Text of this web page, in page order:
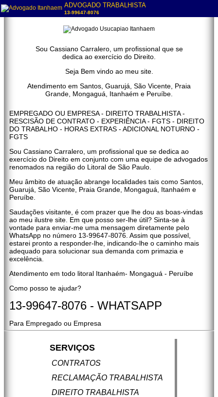
ADVOGADO TRABALHISTA
13-99647-8076
Sou Cassiano Carralero, um profissional que se
dedica ao exercício do Direito.
Seja Bem vindo ao meu site.
Atendimento em Santos, Guarujá, São Vicente, Praia
Grande, Mongaguá, Itanhaém e Peruíbe.
EMPREGADO OU EMPRESA - DIREITO TRABALHISTA -
RESCISÃO DE CONTRATO - EXPERIÊNCIA - FGTS - DIREITO
DO TRABALHO - HORAS EXTRAS - ADICIONAL NOTURNO -
FGTS
Sou Cassiano Carralero, um profissional que se dedica ao
exercício do Direito em conjunto com uma equipe de advogados
renomados na região do Litoral de São Paulo.
Meu âmbito de atuação abrange localidades tais como Santos,
Guarujá, São Vicente, Praia Grande, Mongaguá, Itanhaém e
Peruíbe.
Saudações visitante, é com prazer que lhe dou as boas-vindas
ao meu ilustre site. Em que posso ser-lhe útil? Sinta-se à
vontade para enviar-me uma mensagem diretamente pelo
WhatsApp no número 13-99647-8076. Assim que possível,
estarei pronto a responder-lhe, indicando-lhe o caminho mais
adequado para solucionar sua demanda com primazia e
excelência.
Atendimento em todo litoral Itanhaém- Mongaguá - Peruíbe
Como posso te ajudar?
13-99647-8076 - WHATSAPP
Para Empregado ou Empresa
SERVIÇOS
CONTRATOS
RECLAMAÇÃO TRABALHISTA
DIREITO TRABALHISTA